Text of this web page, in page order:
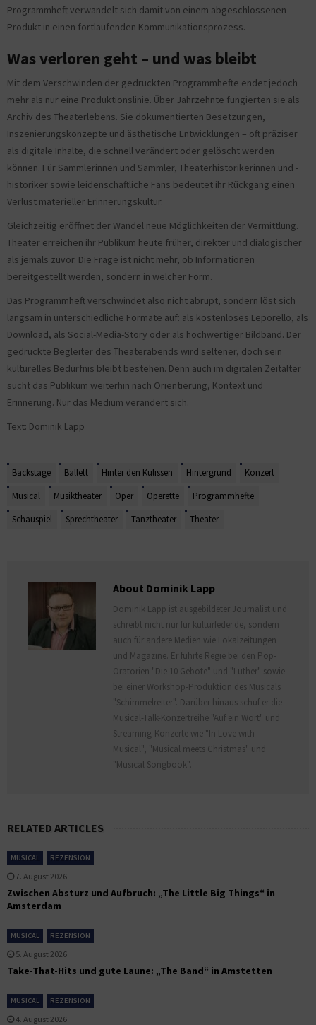
Programmheft verwandelt sich damit von einem abgeschlossenen
Produkt in einen fortlaufenden Kommunikationsprozess.
Was verloren geht – und was bleibt
Mit dem Verschwinden der gedruckten Programmhefte endet jedoch
mehr als nur eine Produktionslinie. Über Jahrzehnte fungierten sie als
Archiv des Theaterlebens. Sie dokumentierten Besetzungen,
Inszenierungskonzepte und ästhetische Entwicklungen – oft präziser
als digitale Inhalte, die schnell verändert oder gelöscht werden
können. Für Sammlerinnen und Sammler, Theaterhistorikerinnen und -
historiker sowie leidenschaftliche Fans bedeutet ihr Rückgang einen
Verlust materieller Erinnerungskultur.
Gleichzeitig eröffnet der Wandel neue Möglichkeiten der Vermittlung.
Theater erreichen ihr Publikum heute früher, direkter und dialogischer
als jemals zuvor. Die Frage ist nicht mehr, ob Informationen
bereitgestellt werden, sondern in welcher Form.
Das Programmheft verschwindet also nicht abrupt, sondern löst sich
langsam in unterschiedliche Formate auf: als kostenloses Leporello, als
Download, als Social-Media-Story oder als hochwertiger Bildband. Der
gedruckte Begleiter des Theaterabends wird seltener, doch sein
kulturelles Bedürfnis bleibt bestehen. Denn auch im digitalen Zeitalter
sucht das Publikum weiterhin nach Orientierung, Kontext und
Erinnerung. Nur das Medium verändert sich.
Text: Dominik Lapp
Backstage Ballett Hinter den Kulissen Hintergrund
Konzert
Musical
Musiktheater Oper Operette
Programmhefte
Schauspiel
Sprechtheater Tanztheater Theater
About Dominik Lapp
Dominik Lapp ist ausgebildeter Journalist und
schreibt nicht nur für kulturfeder.de, sondern
auch für andere Medien wie Lokalzeitungen
und Magazine. Er führte Regie bei den Pop-
Oratorien "Die 10 Gebote" und "Luther" sowie
bei einer Workshop-Produktion des Musicals
"Schimmelreiter". Darüber hinaus schuf er die
Musical-Talk-Konzertreihe "Auf ein Wort" und
Streaming-Konzerte wie "In Love with
Musical", "Musical meets Christmas" und
"Musical Songbook".
RELATED ARTICLES
MUSICAL REZENSION
7. August 2026
Zwischen Absturz und Aufbruch: „The Little Big Things“ in
Amsterdam
MUSICAL REZENSION
5. August 2026
Take-That-Hits und gute Laune: „The Band“ in Amstetten
MUSICAL REZENSION
4. August 2026